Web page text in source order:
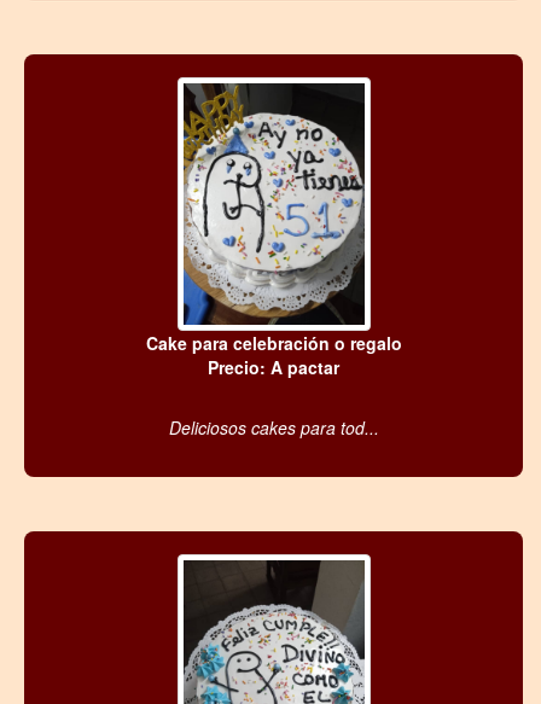
Cake para celebración o regalo
Precio: A pactar
Deliciosos cakes para tod...